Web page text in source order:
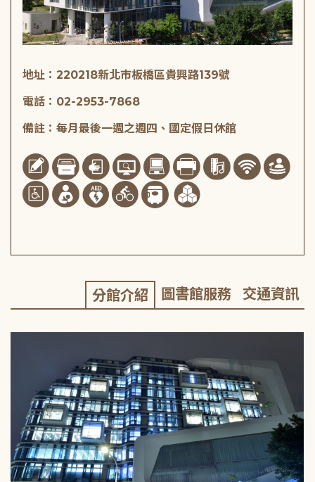
地址：220218新北市板橋區貴興路139號
電話：02-2953-7868
備註：每月最後一週之週四、國定假日休館
分館介紹 圖書館服務 交通資訊